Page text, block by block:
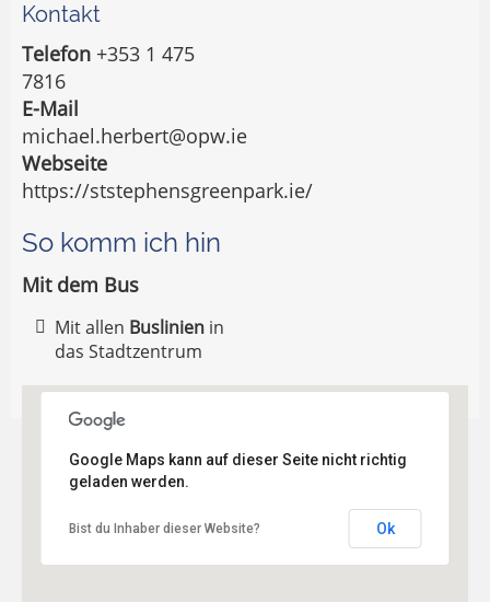
Kontakt
Telefon +353 1 475
7816
E-Mail
michael.herbert@opw.ie
Webseite
https://ststephensgreenpark.ie/
So komm ich hin
Mit dem Bus
Mit allen Buslinien in
das Stadtzentrum
Google Maps kann auf dieser Seite nicht richtig
geladen werden.
Bist du Inhaber dieser Website? Ok